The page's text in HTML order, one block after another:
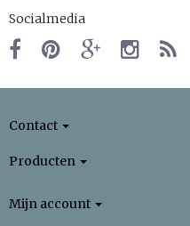
Socialmedia
Contact
Producten
Mijn account